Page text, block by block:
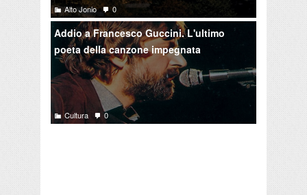
Alto Jonio 0
Addio a Francesco Guccini. L'ultimo
poeta della canzone impegnata
Cultura 0